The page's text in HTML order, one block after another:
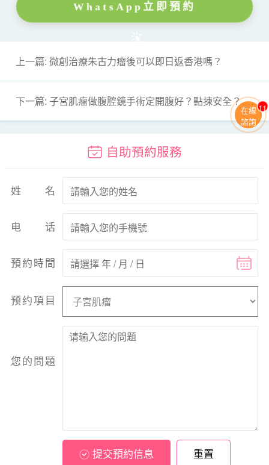
WhatsApp立即預約
上一篇: 微創治療朱古力瘤後可以即日返香港嗎？
下一篇: 子宮肌瘤做腹腔鏡手術定開腹好？點揀安全？
自助預約服務
姓名
电话
預約時間
预约項目
您的問題
提交預約信息 重置
在線
諮詢
11